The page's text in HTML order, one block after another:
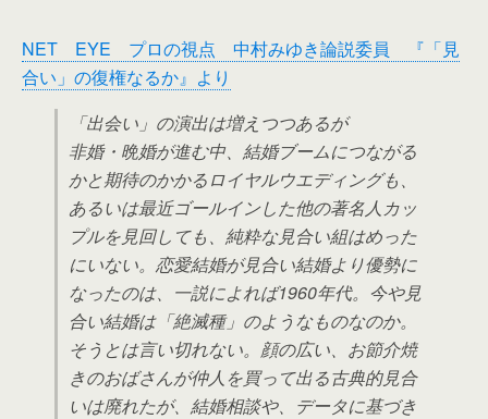
NET EYE プロの視点 中村みゆき論説委員 『「見
合い」の復権なるか』より
「出会い」の演出は増えつつあるが
非婚・晩婚が進む中、結婚ブームにつながる
かと期待のかかるロイヤルウエディングも、
あるいは最近ゴールインした他の著名人カッ
プルを見回しても、純粋な見合い組はめった
にいない。恋愛結婚が見合い結婚より優勢に
なったのは、一説によれば1960年代。今や見
合い結婚は「絶滅種」のようなものなのか。
そうとは言い切れない。顔の広い、お節介焼
きのおばさんが仲人を買って出る古典的見合
いは廃れたが、結婚相談や、データに基づき